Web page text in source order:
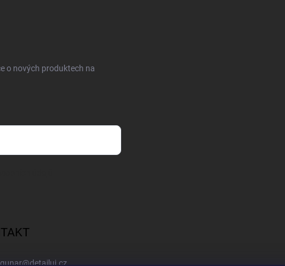
o nových produktech na
gunar@detailuj.cz